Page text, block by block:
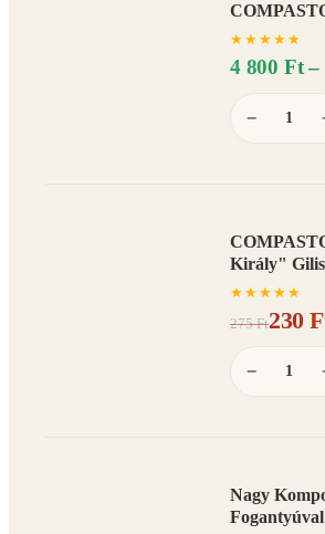
★ ★ ★ ★ ★
4 800 Ft
−
Király"
★ ★ ★ ★ ★
275 Ft230
−
Nagy
Fogantyúval